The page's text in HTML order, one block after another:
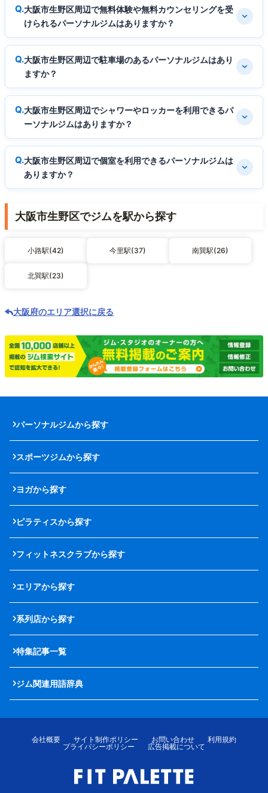
大阪市生野区周辺で無料体験や無料カウンセリングを受
けられるパーソナルジムはありますか？
大阪市生野区周辺で駐車場のあるパーソナルジムはあり
ますか？
大阪市生野区周辺でシャワーやロッカーを利用できるパ
ーソナルジムはありますか？
大阪市生野区周辺で個室を利用できるパーソナルジムは
ありますか？
大阪市生野区でジムを駅から探す
小路駅(42) 今里駅(37) 南巽駅(26)
北巽駅(23)
大阪府のエリア選択に戻る
パーソナルジムから探す
スポーツジムから探す
ヨガから探す
ピラティスから探す
フィットネスクラブから探す
エリアから探す
系列店から探す
特集記事一覧
ジム関連用語辞典
会社概要 サイト制作ポリシー お問い合わせ
利用規約
プライバシーポリシー
広告掲載について